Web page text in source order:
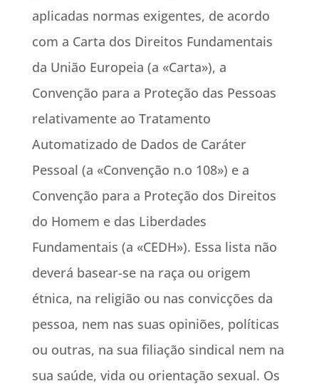
aplicadas normas exigentes, de acordo
com a Carta dos Direitos Fundamentais
da União Europeia (a «Carta»), a
Convenção para a Proteção das Pessoas
relativamente ao Tratamento
Automatizado de Dados de Caráter
Pessoal (a «Convenção n.o 108») e a
Convenção para a Proteção dos Direitos
do Homem e das Liberdades
Fundamentais (a «CEDH»). Essa lista não
deverá basear-se na raça ou origem
étnica, na religião ou nas convicções da
pessoa, nem nas suas opiniões, políticas
ou outras, na sua filiação sindical nem na
sua saúde, vida ou orientação sexual. Os